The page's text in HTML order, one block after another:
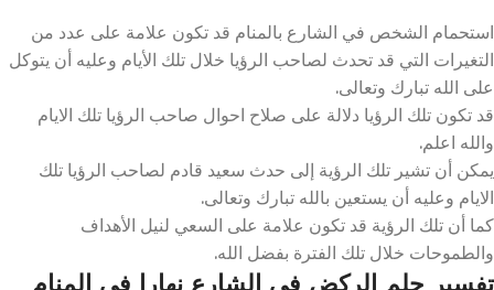
استحمام الشخص في الشارع بالمنام قد تكون علامة على عدد من
التغيرات التي قد تحدث لصاحب الرؤيا خلال تلك الأيام وعليه أن يتوكل
على الله تبارك وتعالى.
قد تكون تلك الرؤيا دلالة على صلاح احوال صاحب الرؤيا تلك الايام
والله اعلم.
يمكن أن تشير تلك الرؤية إلى حدث سعيد قادم لصاحب الرؤيا تلك
الايام وعليه أن يستعين بالله تبارك وتعالى.
كما أن تلك الرؤية قد تكون علامة على السعي لنيل الأهداف
والطموحات خلال تلك الفترة بفضل الله.
تفسير حلم الركض في الشارع نهارا في المنام